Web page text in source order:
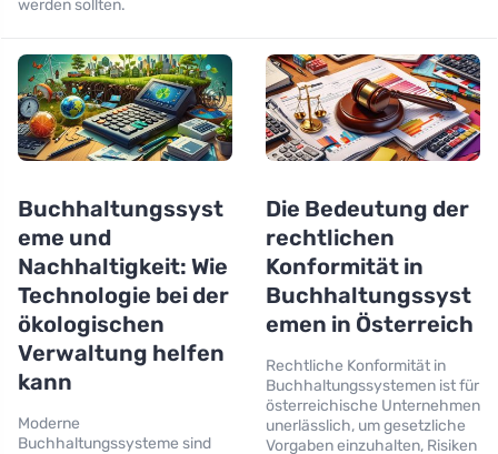
werden sollten.
Buchhaltungssyst
eme und
Nachhaltigkeit: Wie
Technologie bei der
ökologischen
Verwaltung helfen
kann
Moderne
Buchhaltungssysteme sind
Die Bedeutung der
rechtlichen
Konformität in
Buchhaltungssyst
emen in Österreich
Rechtliche Konformität in
Buchhaltungssystemen ist für
österreichische Unternehmen
unerlässlich, um gesetzliche
Vorgaben einzuhalten, Risiken